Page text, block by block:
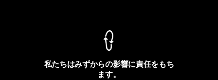
私たちはみずからの影響に責任をもち
ます。